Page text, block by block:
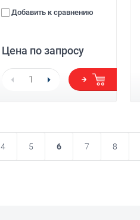
Добавить к сравнению
Цена по запросу
4 5 6 7 8